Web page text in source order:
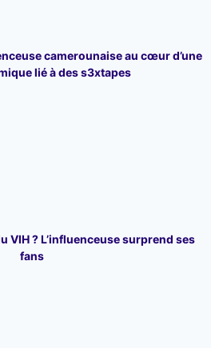
camerounaise au cœur d’une
lié à des s3xtapes
VIH ? L’influenceuse surprend ses
fans